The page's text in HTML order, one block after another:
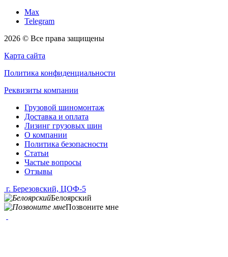
Max
Telegram
2026 © Все права защищены
Карта сайта
Политика конфиденциальности
Реквизиты компании
Грузовой шиномонтаж
Доставка и оплата
Лизинг грузовых шин
О компании
Политика безопасности
Статьи
Частые вопросы
Отзывы
г. Березовский, ЦОФ-5
Белоярский
Позвоните мне